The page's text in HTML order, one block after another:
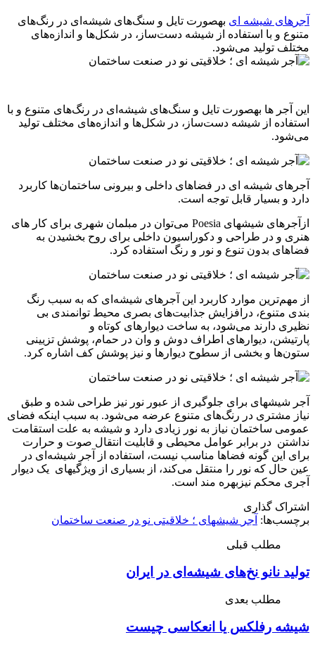
آجر‎های شیشه‎ ای
به‎صورت تایل و سنگ‌های شیشه‌ای در رنگ‌های
متنوع و با استفاده از شیشه دست‌ساز، در شکل‌ها و اندازه‌های
مختلف تولید می‌شود.
این آجر ها به‎صورت تایل و سنگ‌های شیشه‌ای در رنگ‌های متنوع و با
استفاده از شیشه دست‌ساز، در شکل‌ها و اندازه‌های مختلف تولید
می‌شود.
آجرهای شیشه ای در فضاهای داخلی و بیرونی ساختمان‌ها کاربرد
دارد و بسیار قابل توجه است.
ازآجر‎های شیشه‎ای Poesia می‌توان در مبلمان شهری برای کار های
هنری و در طراحی و دکوراسیون داخلی برای روح ‌بخشیدن به
فضاهای بدون تنوع و نور و رنگ استفاده کرد.
از مهم‌ترین موارد کاربرد این آجرهای شیشه‌ای که به سبب رنگ‌
بندی متنوع، درافزایش جذابیت‌های بصری محیط توانمندی بی
نظیری دارند می‌شود، به ساخت دیوارهای کوتاه و
پارتیشن، دیوارهای اطراف دوش و وان در حمام، پوشش تزیینی
ستون‌ها و بخشی از سطوح دیوارها و نیز پوشش کف اشاره کرد.
آجر شیشه‎ای برای جلوگیری از عبور نور نیز طراحی شده و طبق
نیاز مشتری در رنگ‌های متنوع عرضه می‌شو‌د. به سبب اینکه فضای
عمومی ساختمان نیاز به نور زیادی دارد و شیشه به علت استقامت
نداشتن در برابر عوامل محیطی و قابلیت انتقال صوت و حرارت
برای این گونه فضاها مناسب نیست‌، استفاده از آجر شیشه‌ای در
عین حال که نور را منتقل می‌کند‌، از بسیاری از ویژگی‎های یک دیوار
آجری محکم نیزبهره مند است.
اشتراک گذاری
برچسب‌ها: آجر‎ شیشه‎ای ؛ خلاقیتی نو در صنعت ساختمان
مطلب قبلی
تولید نانو نخ‌های شیشه‌ای در ایران
مطلب بعدی
شیشه رفلکس یا انعکاسی چیست